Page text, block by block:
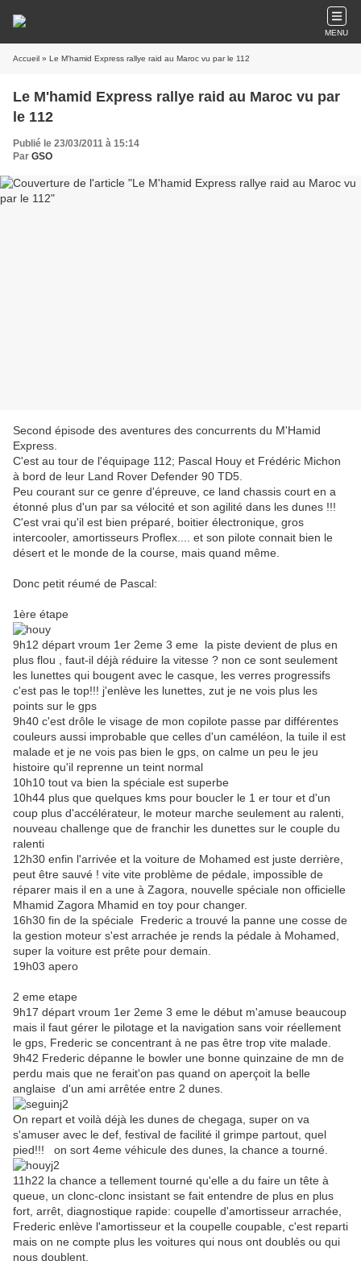
MENU
Accueil » Le M'hamid Express rallye raid au Maroc vu par le 112
Le M'hamid Express rallye raid au Maroc vu par
le 112
Publié le 23/03/2011 à 15:14
Par GSO
Second épisode des aventures des concurrents du M'Hamid
Express.
C'est au tour de l'équipage 112; Pascal Houy et Frédéric Michon
à bord de leur Land Rover Defender 90 TD5.
Peu courant sur ce genre d'épreuve, ce land chassis court en a
étonné plus d'un par sa vélocité et son agilité dans les dunes !!!
C'est vrai qu'il est bien préparé, boitier électronique, gros
intercooler, amortisseurs Proflex.... et son pilote connait bien le
désert et le monde de la course, mais quand même.
Donc petit réumé de Pascal:
1ère étape
9h12 départ vroum 1er 2eme 3 eme la piste devient de plus en
plus flou , faut-il déjà réduire la vitesse ? non ce sont seulement
les lunettes qui bougent avec le casque, les verres progressifs
c'est pas le top!!! j'enlève les lunettes, zut je ne vois plus les
points sur le gps
9h40 c'est drôle le visage de mon copilote passe par différentes
couleurs aussi improbable que celles d'un caméléon, la tuile il est
malade et je ne vois pas bien le gps, on calme un peu le jeu
histoire qu'il reprenne un teint normal
10h10 tout va bien la spéciale est superbe
10h44 plus que quelques kms pour boucler le 1 er tour et d'un
coup plus d'accélérateur, le moteur marche seulement au ralenti,
nouveau challenge que de franchir les dunettes sur le couple du
ralenti
12h30 enfin l'arrivée et la voiture de Mohamed est juste derrière,
peut être sauvé ! vite vite problème de pédale, impossible de
réparer mais il en a une à Zagora, nouvelle spéciale non officielle
Mhamid Zagora Mhamid en toy pour changer.
16h30 fin de la spéciale Frederic a trouvé la panne une cosse de
la gestion moteur s'est arrachée je rends la pédale à Mohamed,
super la voiture est prête pour demain.
19h03 apero
2 eme etape
9h17 départ vroum 1er 2eme 3 eme le début m'amuse beaucoup
mais il faut gérer le pilotage et la navigation sans voir réellement
le gps, Frederic se concentrant à ne pas être trop vite malade.
9h42 Frederic dépanne le bowler une bonne quinzaine de mn de
perdu mais que ne ferait'on pas quand on aperçoit la belle
anglaise d'un ami arrêtée entre 2 dunes.
On repart et voilà déjà les dunes de chegaga, super on va
s'amuser avec le def, festival de facilité il grimpe partout, quel
pied!!! on sort 4eme véhicule des dunes, la chance a tourné.
11h22 la chance a tellement tourné qu'elle a du faire un tête à
queue, un clonc-clonc insistant se fait entendre de plus en plus
fort, arrêt, diagnostique rapide: coupelle d'amortisseur arrachée,
Frederic enlève l'amortisseur et la coupelle coupable, c'est reparti
mais on ne compte plus les voitures qui nous ont doublés ou qui
nous doublent.